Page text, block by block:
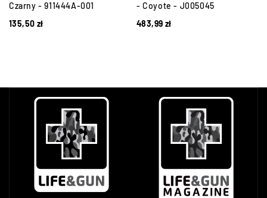
Czarny - 911444A-001
135,50 zł
- Coyote - J005045
483,99 zł